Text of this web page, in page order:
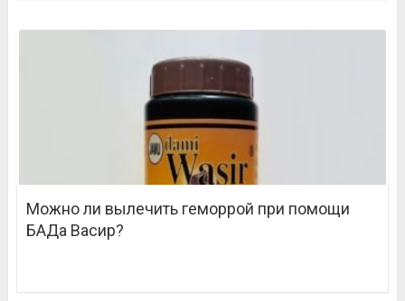
Можно ли вылечить геморрой при помощи
БАДа Васир?